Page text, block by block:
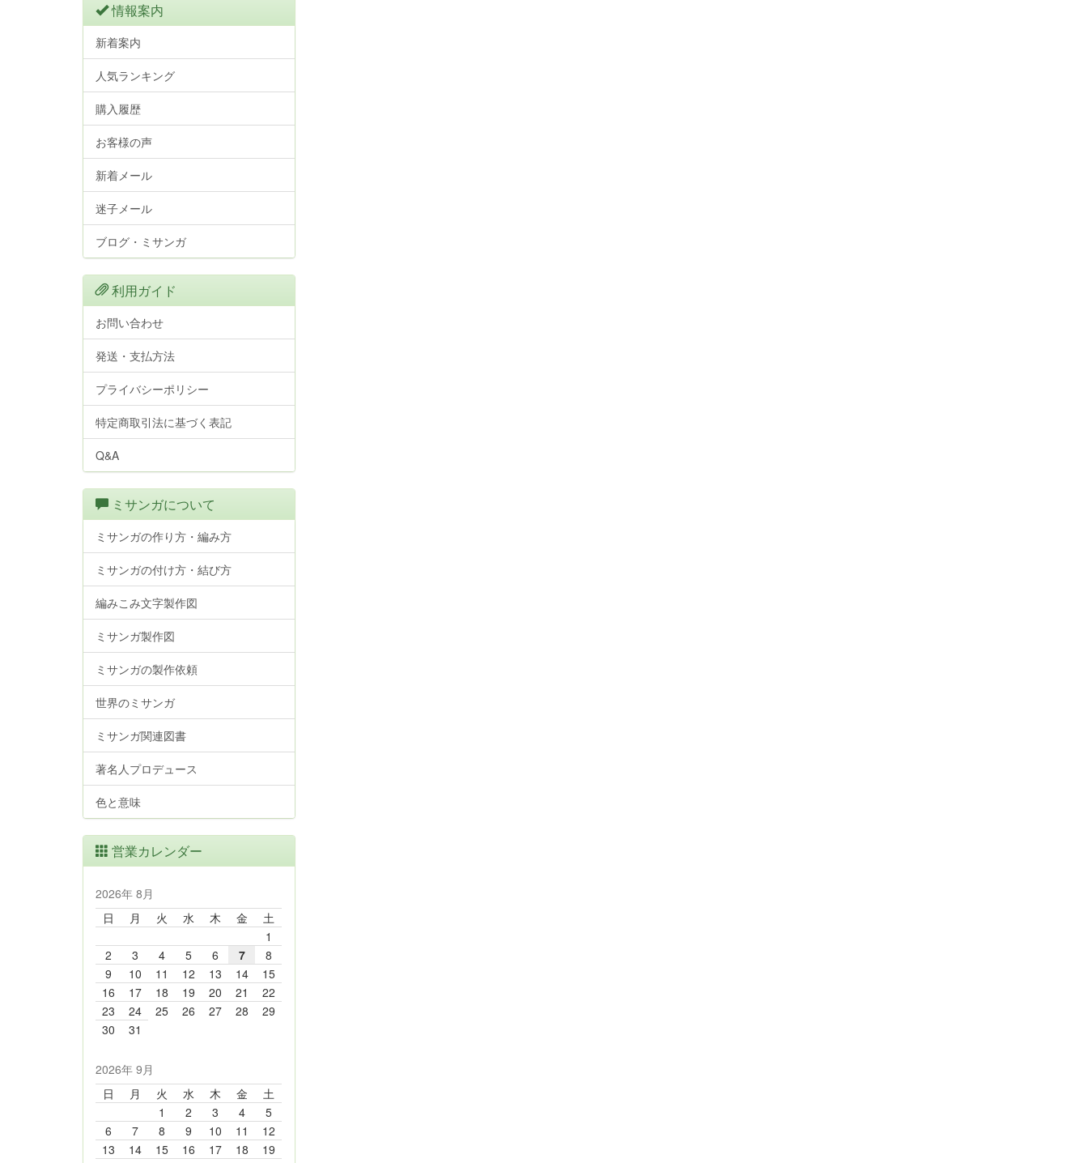
情報案内
新着案内
人気ランキング
購入履歴
お客様の声
新着メール
迷子メール
ブログ・ミサンガ
利用ガイド
お問い合わせ
発送・支払方法
プライバシーポリシー
特定商取引法に基づく表記
Q&A
ミサンガについて
ミサンガの作り方・編み方
ミサンガの付け方・結び方
編みこみ文字製作図
ミサンガ製作図
ミサンガの製作依頼
世界のミサンガ
ミサンガ関連図書
著名人プロデュース
色と意味
営業カレンダー
2026年 8月
日
月 火 水 木 金
土
1
2
3 4 5 6 7
8
9
10 11 12 13 14
15
16
17 18 19 20 21
22
23
24 25 26 27 28
29
30
31
2026年 9月
日
月 火 水 木 金
土
1
2 3 4
5
6
7 8 9 10 11
12
13
14 15 16 17 18
19